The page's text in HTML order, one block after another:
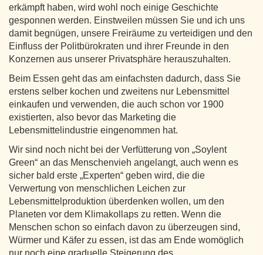
erkämpft haben, wird wohl noch einige Geschichte
gesponnen werden. Einstweilen müssen Sie und ich uns
damit begnügen, unsere Freiräume zu verteidigen und den
Einfluss der Politbürokraten und ihrer Freunde in den
Konzernen aus unserer Privatsphäre herauszuhalten.
Beim Essen geht das am einfachsten dadurch, dass Sie
erstens selber kochen und zweitens nur Lebensmittel
einkaufen und verwenden, die auch schon vor 1900
existierten, also bevor das Marketing die
Lebensmittelindustrie eingenommen hat.
Wir sind noch nicht bei der Verfütterung von „Soylent
Green“ an das Menschenvieh angelangt, auch wenn es
sicher bald erste „Experten“ geben wird, die die
Verwertung von menschlichen Leichen zur
Lebensmittelproduktion überdenken wollen, um den
Planeten vor dem Klimakollaps zu retten. Wenn die
Menschen schon so einfach davon zu überzeugen sind,
Würmer und Käfer zu essen, ist das am Ende womöglich
nur noch eine graduelle Steigerung des